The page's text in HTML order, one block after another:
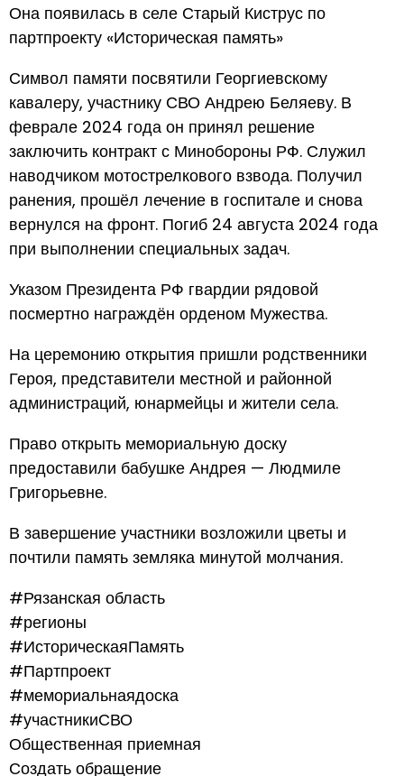
Она появилась в селе Старый Киструс по
партпроекту «Историческая память»
Символ памяти посвятили Георгиевскому
кавалеру, участнику СВО Андрею Беляеву. В
феврале 2024 года он принял решение
заключить контракт с Минобороны РФ. Служил
наводчиком мотострелкового взвода. Получил
ранения, прошёл лечение в госпитале и снова
вернулся на фронт. Погиб 24 августа 2024 года
при выполнении специальных задач.
Указом Президента РФ гвардии рядовой
посмертно награждён орденом Мужества.
На церемонию открытия пришли родственники
Героя, представители местной и районной
администраций, юнармейцы и жители села.
Право открыть мемориальную доску
предоставили бабушке Андрея — Людмиле
Григорьевне.
В завершение участники возложили цветы и
почтили память земляка минутой молчания.
#Рязанская область
#регионы
#ИсторическаяПамять
#Партпроект
#мемориальнаядоска
#участникиСВО
Общественная приемная
Создать обращение